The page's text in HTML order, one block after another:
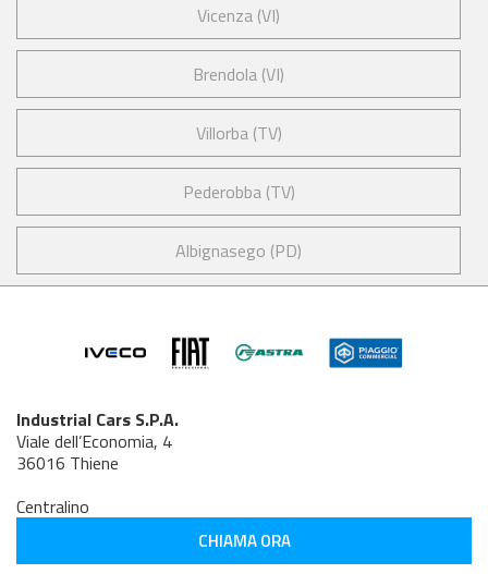
Vicenza (VI)
Brendola (VI)
Villorba (TV)
Pederobba (TV)
Albignasego (PD)
Industrial Cars S.P.A.
Viale dell’Economia, 4
36016 Thiene
Centralino
CHIAMA ORA